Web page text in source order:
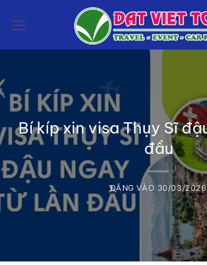
qua
Bí kíp xin visa Thụy Sĩ
đầu
ĐĂNG VÀO 30/03/2026